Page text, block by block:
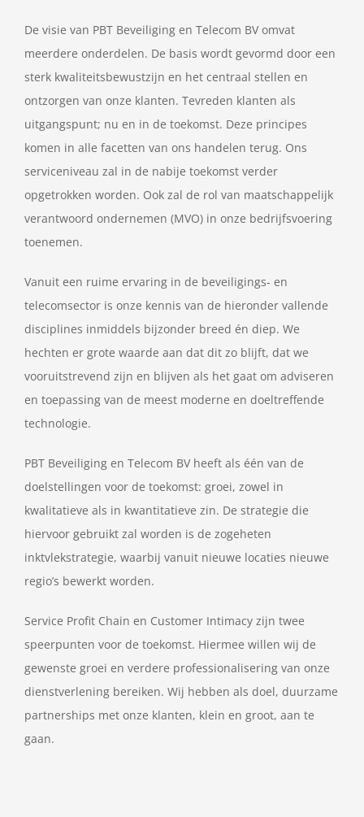
De visie van PBT Beveiliging en Telecom BV omvat
meerdere onderdelen. De basis wordt gevormd door een
sterk kwaliteitsbewustzijn en het centraal stellen en
ontzorgen van onze klanten. Tevreden klanten als
uitgangspunt; nu en in de toekomst. Deze principes
komen in alle facetten van ons handelen terug. Ons
serviceniveau zal in de nabije toekomst verder
opgetrokken worden. Ook zal de rol van maatschappelijk
verantwoord ondernemen (MVO) in onze bedrijfsvoering
toenemen.
Vanuit een ruime ervaring in de beveiligings- en
telecomsector is onze kennis van de hieronder vallende
disciplines inmiddels bijzonder breed én diep. We
hechten er grote waarde aan dat dit zo blijft, dat we
vooruitstrevend zijn en blijven als het gaat om adviseren
en toepassing van de meest moderne en doeltreffende
technologie.
PBT Beveiliging en Telecom BV heeft als één van de
doelstellingen voor de toekomst: groei, zowel in
kwalitatieve als in kwantitatieve zin. De strategie die
hiervoor gebruikt zal worden is de zogeheten
inktvlekstrategie, waarbij vanuit nieuwe locaties nieuwe
regio’s bewerkt worden.
Service Profit Chain en Customer Intimacy zijn twee
speerpunten voor de toekomst. Hiermee willen wij de
gewenste groei en verdere professionalisering van onze
dienstverlening bereiken. Wij hebben als doel, duurzame
partnerships met onze klanten, klein en groot, aan te
gaan.